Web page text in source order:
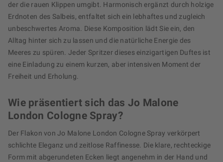
der die rauen Klippen umgibt. Harmonisch ergänzt durch holzige
Erdnoten des Salbeis, entfaltet sich ein lebhaftes und zugleich
unbeschwertes Aroma. Diese Komposition lädt Sie ein, den
Alltag hinter sich zu lassen und die natürliche Energie des
Meeres zu spüren. Jeder Spritzer dieses einzigartigen Duftes ist
eine Einladung zu einem kurzen, aber intensiven Moment der
Freiheit und Erholung.
Wie präsentiert sich das Jo Malone
London Cologne Spray?
Der Flakon von Jo Malone London Cologne Spray verkörpert
schlichte Eleganz und zeitlose Raffinesse. Die klare, rechteckige
Form mit abgerundeten Ecken liegt angenehm in der Hand und